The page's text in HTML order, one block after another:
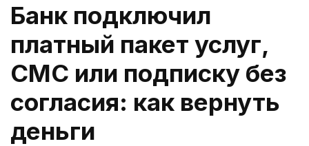
Банк подключил
платный пакет услуг,
СМС или подписку без
согласия: как вернуть
деньги